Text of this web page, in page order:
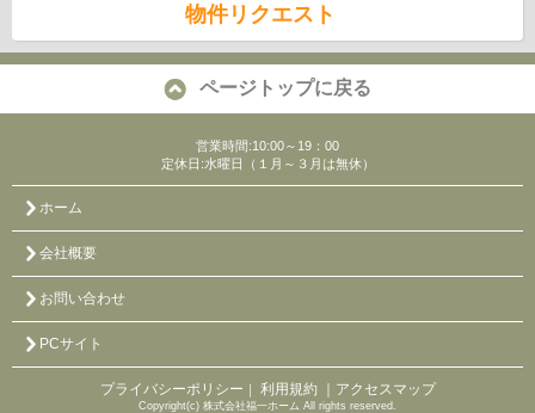
物件リクエスト
ページトップに戻る
営業時間:10:00～19：00
定休日:水曜日（１月～３月は無休）
ホーム
会社概要
お問い合わせ
PCサイト
プライバシーポリシー ｜ 利用規約 ｜アクセスマップ
Copyright(c) 株式会社福一ホーム All rights reserved.